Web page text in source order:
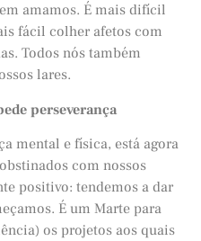
amamos. É mais difícil
fácil colher afetos com
Todos nós também
lares.
perseverança
mental e física, está agora
com nossos
positivo: tendemos a dar
É um Marte para
os projetos aos quais